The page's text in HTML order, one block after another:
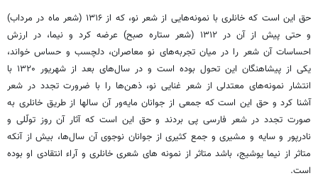
حق این است که خانلری با نمونه‌هایی از شعر نو، که از ۱۳۱۶ (شعر ماه در مرداب)
و حتی پیش از آن در ۱۳۱۲ (شعر ستاره صبح) عرضه کرد و نیما، در ارزش
احساسات آن شعر را در میان تجربه‌های نو معاصران، دلچسب و حساس خواند،
یکی از پیشاهنگان این تحول بوده است و در سال‌های بعد از شهریور ۱۳۲۰ با
انتشار نمونه‌های معتدلی از شعر غنایی نو، ذهن‌ها را با ضرورت تجدد در شعر
آشنا کرد و حق این است که جمعی از جوانان مایه‌ور آن سالها از طریق خانلری به
صورت تجدد در شعر فارسی پی بردند و حق این است که آثار آن روز تولّلی و
نادرپور و سایه و مشیری و جمع کثیری از جوانان نوجوی آن سال‌ها، بیش از آنکه
متاثر از نیما یوشیج، باشد متاثر از نمونه های شعری خانلری و آراء انتقادی او بوده
است.